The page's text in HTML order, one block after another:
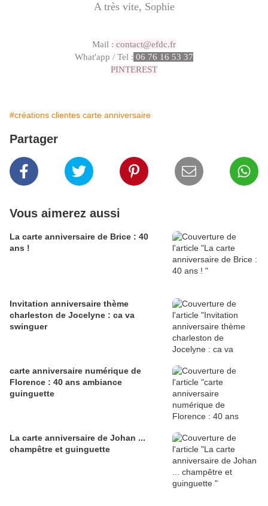
A très vite, Sophie
Mail : contact@efdc.fr
What'app / Tel : 06 76 16 53 37
PINTEREST
#créations clientes carte anniversaire
Partager
Vous aimerez aussi
La carte anniversaire de Brice : 40
ans !
Invitation anniversaire thème
charleston de Jocelyne : ca va
swinguer
carte anniversaire numérique de
Florence : 40 ans ambiance
guinguette
La carte anniversaire de Johan ...
champêtre et guinguette